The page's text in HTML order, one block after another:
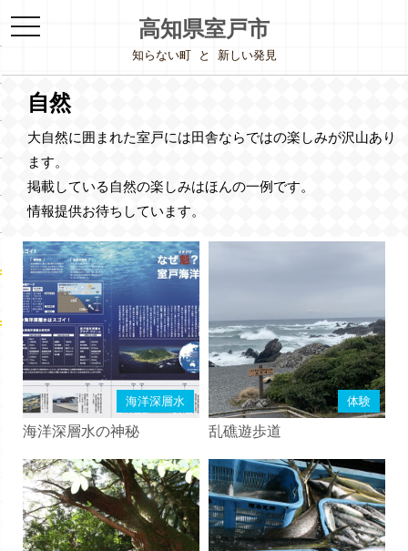
高知県室戸市
知らない町 と 新しい発見
toggle
navigation
自然
大自然に囲まれた室戸には田舎ならではの楽しみが沢山あり
ます。
掲載している自然の楽しみはほんの一例です。
情報提供お待ちしています。
海洋深層水
海洋深層水の神秘
体験
乱礁遊歩道